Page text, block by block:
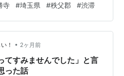
山新勝寺・牛久大仏・埼玉渋
県あたりまで行こうかとざっく
寺 ・牛久大仏 この２つはどっ
ね …
寺 #埼玉県 #秩父郡 #渋滞
！ • 2ヶ月前
てすみませんでした」と言
った話